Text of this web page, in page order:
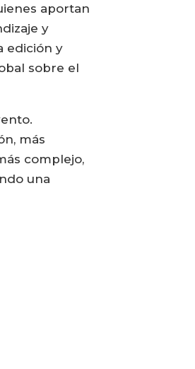
aportan
y
edición y
sobre el
más
complejo,
una